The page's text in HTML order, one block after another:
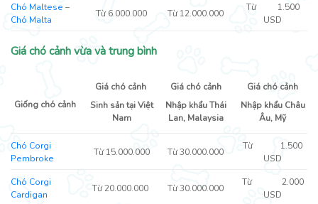
Chó Maltese –
Chó Malta
Từ 6.000.000 Từ 12.000.000
Từ 1.500
USD
Giá chó cảnh vừa và trung bình
Giống chó cảnh
Giá chó cảnh
Sinh sản tại Việt
Nam
Giá chó cảnh
Nhập khẩu Thái
Lan, Malaysia
Giá chó cảnh
Nhập khẩu Châu
Âu, Mỹ
Chó Corgi
Pembroke
Từ 15.000.000 Từ 30.000.000
Từ 1.500
USD
Chó Corgi
Cardigan
Từ 20.000.000 Từ 30.000.000
Từ 2.000
USD